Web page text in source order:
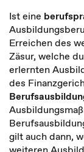
Ist eine
Erreichen des
Zäsur, welche
erlernten
des
gilt auch dann,